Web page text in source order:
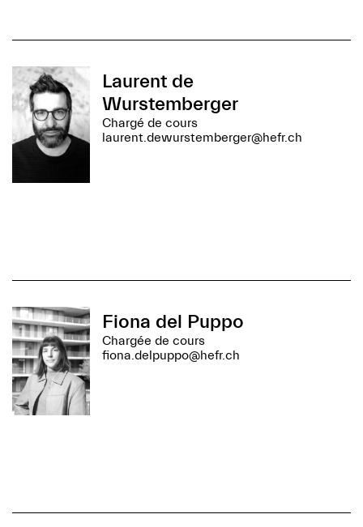
Laurent de
Wurstemberger
Chargé de cours
laurent.dewurstemberger@hefr.ch
Fiona del Puppo
Chargée de cours
fiona.delpuppo@hefr.ch